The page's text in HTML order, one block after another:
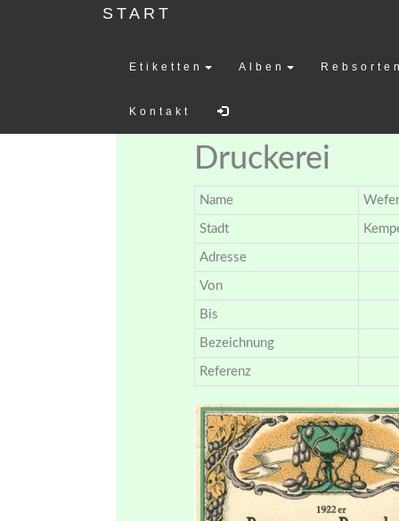
START
Etiketten Alben
Kontakt
Druckerei
Name
Stadt
Adresse
Von
Bis
Bezeichnung
Referenz